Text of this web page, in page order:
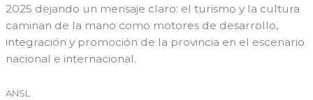
2025 dejando un mensaje claro: el turismo y la cultura
caminan de la mano como motores de desarrollo,
integración y promoción de la provincia en el escenario
nacional e internacional.
ANSL